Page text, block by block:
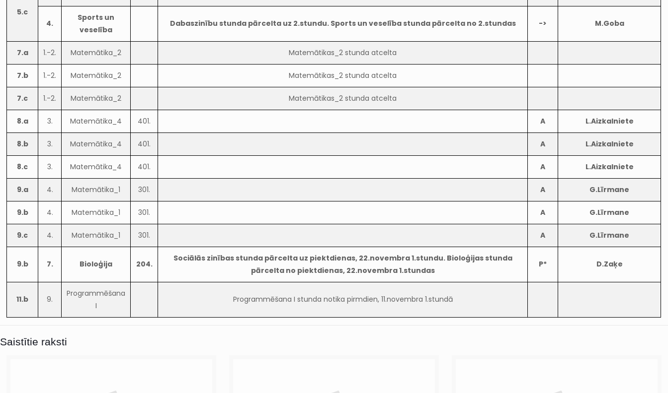
5.c
4.
Sports un
veselība
Dabaszinību stunda pārcelta uz 2.stundu. Sports un veselība stunda pārcelta no 2.stundas -> M.Goba
7.a 1.-2. Matemātika_2 Matemātikas_2 stunda atcelta
7.b 1.-2. Matemātika_2 Matemātikas_2 stunda atcelta
7.c 1.-2. Matemātika_2 Matemātikas_2 stunda atcelta
8.a 3. Matemātika_4 401. A L.Aizkalniete
8.b 3. Matemātika_4 401. A L.Aizkalniete
8.c 3. Matemātika_4 401. A L.Aizkalniete
9.a 4. Matemātika_1 301. A G.Līrmane
9.b 4. Matemātika_1 301. A G.Līrmane
9.c 4. Matemātika_1 301. A G.Līrmane
9.b 7. Bioloģija 204.
Sociālās zinības stunda pārcelta uz piektdienas, 22.novembra 1.stundu. Bioloģijas stunda
pārcelta no piektdienas, 22.novembra 1.stundas
P* D.Zaķe
11.b 9.
Programmēšana
I
Programmēšana I stunda notika pirmdien, 11.novembra 1.stundā
Saistītie raksti